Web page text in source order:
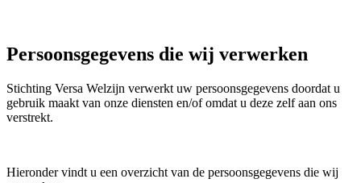
Persoonsgegevens die wij verwerken
Stichting Versa Welzijn verwerkt uw persoonsgegevens doordat u
gebruik maakt van onze diensten en/of omdat u deze zelf aan ons
verstrekt.
Hieronder vindt u een overzicht van de persoonsgegevens die wij